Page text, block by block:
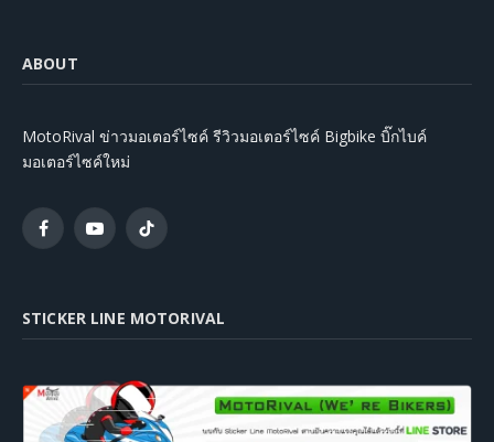
ABOUT
MotoRival ข่าวมอเตอร์ไซค์ รีวิวมอเตอร์ไซค์ Bigbike บิ๊กไบค์
มอเตอร์ไซค์ใหม่
FacebookYouTubeTikTok
STICKER LINE MOTORIVAL